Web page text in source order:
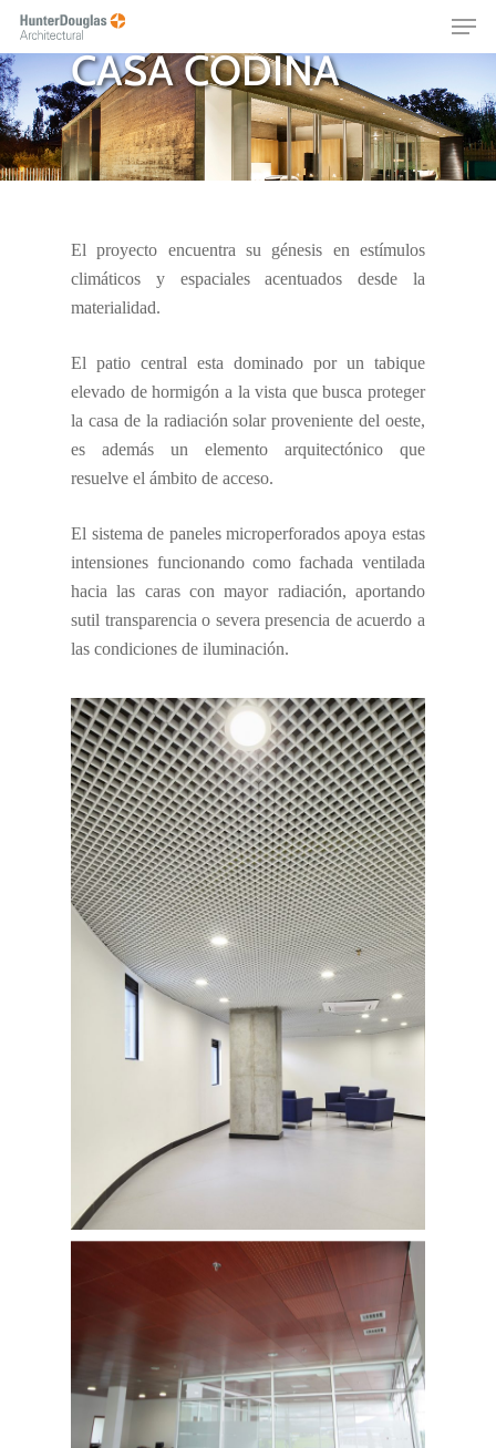
Skip
main
content
CASA
CASA CODINA
El proyecto encuentra su génesis en estímulos
climáticos y espaciales acentuados desde la
materialidad.
El patio central esta dominado por un tabique
elevado de hormigón a la vista que busca proteger
la casa de la radiación solar proveniente del oeste,
es además un elemento arquitectónico que
resuelve el ámbito de acceso.
El sistema de paneles microperforados apoya estas
intensiones funcionando como fachada ventilada
hacia las caras con mayor radiación, aportando
sutil transparencia o severa presencia de acuerdo a
las condiciones de iluminación.